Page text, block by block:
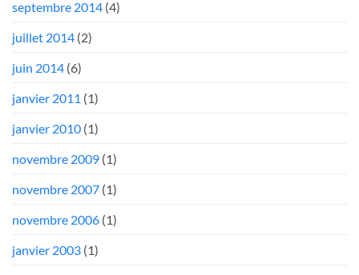
septembre 2014 (4)
juillet 2014 (2)
juin 2014 (6)
janvier 2011 (1)
janvier 2010 (1)
novembre 2009 (1)
novembre 2007 (1)
novembre 2006 (1)
janvier 2003 (1)